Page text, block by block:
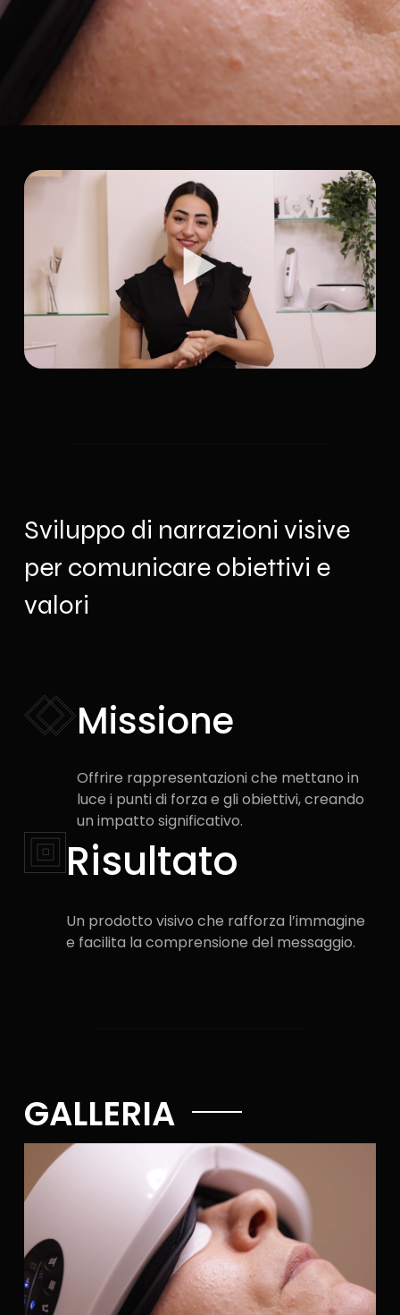
Sviluppo di narrazioni visive
per comunicare obiettivi e
valori
Missione
Offrire rappresentazioni che mettano in
luce i punti di forza e gli obiettivi, creando
un impatto significativo.
Risultato​
Un prodotto visivo che rafforza l’immagine
e facilita la comprensione del messaggio.
GALLERIA​